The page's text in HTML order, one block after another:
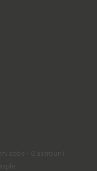
- Gastrouni